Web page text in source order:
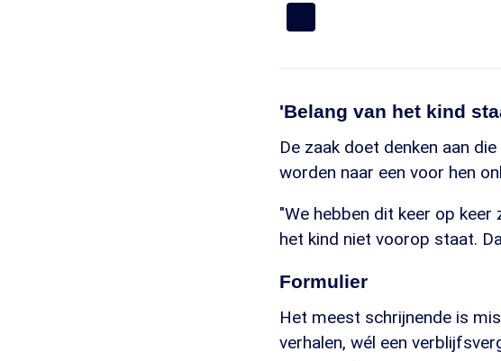
'Belang van het kind
De zaak doet denken aan
worden naar een voor hen
"We hebben dit keer op
het kind niet voorop staat.
Formulier
Het meest schrijnende is
verhalen, wél een